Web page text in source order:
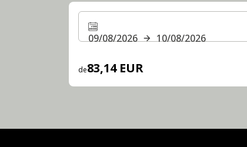
09/08/2026 10/08/2026
de83,14 EUR